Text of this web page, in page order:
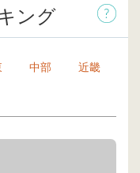
ング
中部 近畿